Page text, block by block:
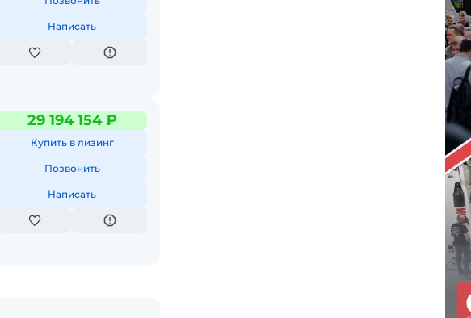
Написать
29 194 154 ₽
Купить в лизинг
Позвонить
Написать